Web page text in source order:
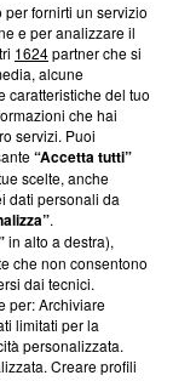
su Blasting
ci impegniamo a
aderenza a
non è
di farne
verifica di
fornirti un servizio
e per analizzare il
1624partner che si
alcune
caratteristiche del tuo
che hai
servizi. Puoi
“Accetta tutti”
scelte, anche
dati personali da
.
in alto a destra),
che non consentono
dai tecnici.
per: Archiviare
limitati per la
personalizzata.
Creare profili